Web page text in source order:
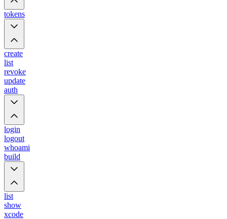
tokens
create
list
revoke
update
auth
login
logout
whoami
build
list
show
xcode